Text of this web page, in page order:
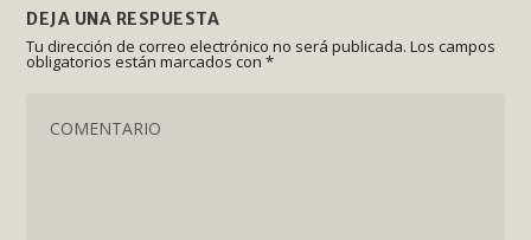
DEJA UNA RESPUESTA
Tu dirección de correo electrónico no será publicada. Los campos
obligatorios están marcados con*